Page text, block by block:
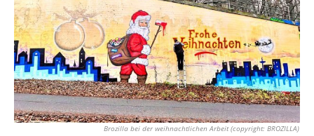
Brozilla bei der weihnachtlichen Arbeit (copyright: BROZILLA)